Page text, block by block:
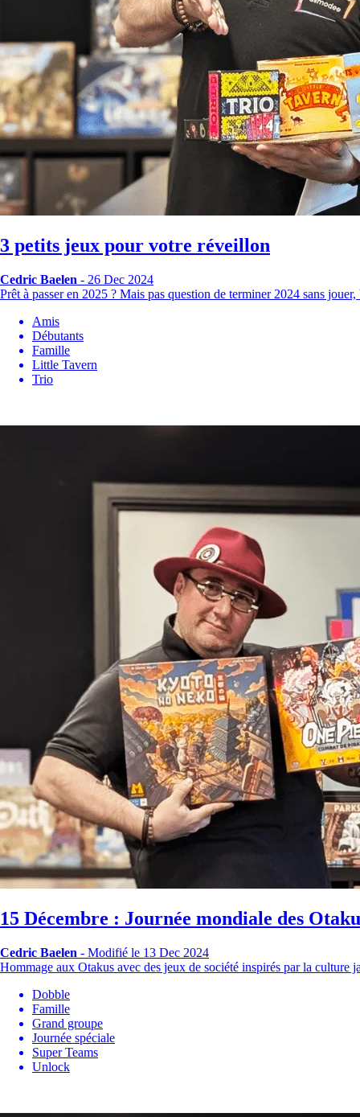
3 petits jeux pour votre réveillon
Cedric Baelen - 26 Dec 2024
Prêt à passer en 2025 ? Mais pas question de terminer 2024 sans
Amis
Débutants
Famille
Little Tavern
Trio
15 Décembre : Journée mondiale des
Cedric Baelen - Modifié le 13 Dec 2024
Hommage aux Otakus avec des jeux de société inspirés par la
Dobble
Famille
Grand groupe
Journée spéciale
Super Teams
Unlock